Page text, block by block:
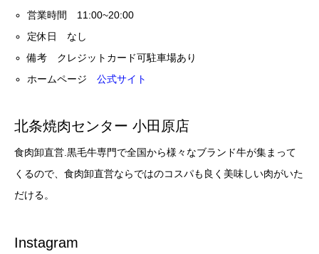
営業時間 11:00~20:00
定休日 なし
備考 クレジットカード可駐車場あり
ホームページ公式サイト
北条焼肉センター 小田原店
食肉卸直営.黒毛牛専門で全国から様々なブランド牛が集まって
くるので、食肉卸直営ならではのコスパも良く美味しい肉がいた
だける。
Instagram